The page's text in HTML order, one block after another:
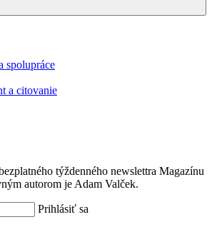
spolupráce
a citovanie
týždenného newslettra Magazínu
autorom je Adam Valček.
Prihlásiť sa